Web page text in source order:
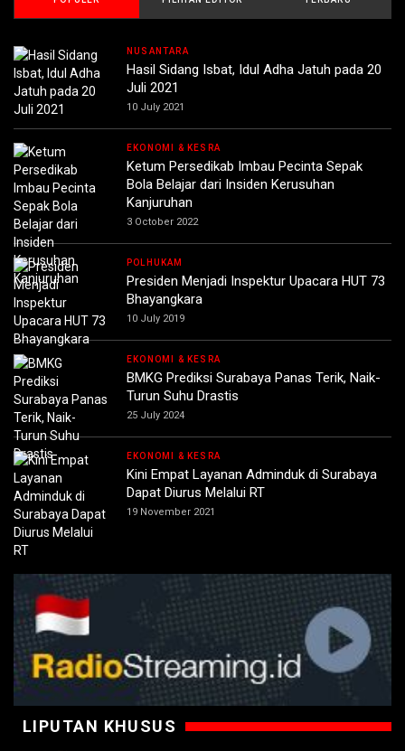
NUSANTARA
Hasil Sidang Isbat, Idul Adha Jatuh pada 20
Juli 2021
10 July 2021
EKONOMI & KESRA
Ketum Persedikab Imbau Pecinta Sepak
Bola Belajar dari Insiden Kerusuhan
Kanjuruhan
3 October 2022
POLHUKAM
Presiden Menjadi Inspektur Upacara HUT 73
Bhayangkara
10 July 2019
EKONOMI & KESRA
BMKG Prediksi Surabaya Panas Terik, Naik-
Turun Suhu Drastis
25 July 2024
EKONOMI & KESRA
Kini Empat Layanan Adminduk di Surabaya
Dapat Diurus Melalui RT
19 November 2021
LIPUTAN KHUSUS